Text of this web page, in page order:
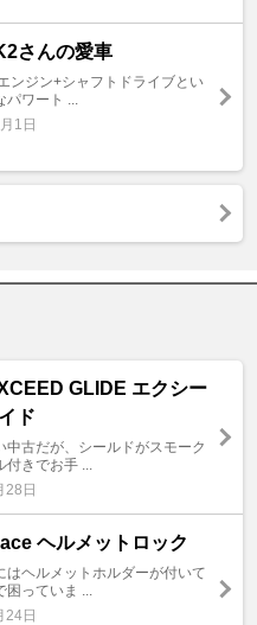
さんの愛車
ンジン+シャフトドライブとい
ワート ...
1日
GLIDE エクシー
ド
中古だが、シールドがスモーク
付きでお手 ...
28日
ヘルメットロック
はヘルメットホルダーが付いて
困っていま ...
24日